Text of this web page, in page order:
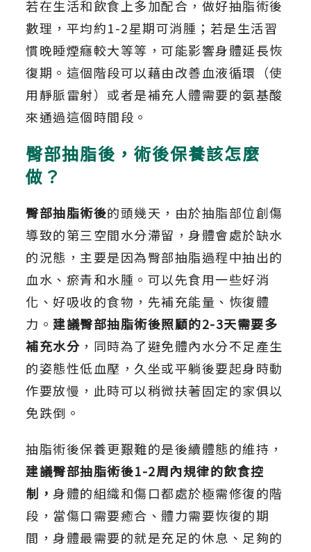
若在生活和飲食上多加配合，做好抽脂術後
數理，平均約1-2星期可消腫；若是生活習
慣晚睡煙癮較大等等，可能影響身體延長恢
復期。這個階段可以藉由改善血液循環（使
用靜脈雷射）或者是補充人體需要的氨基酸
來通過這個時間段。
臀部抽脂後，術後保養該怎麼
做？
臀部抽脂術後的頭幾天，由於抽脂部位創傷
導致的第三空間水分滯留，身體會處於缺水
的況態，主要是因為臀部抽脂過程中抽出的
血水、瘀青和水腫。可以先食用一些好消
化、好吸收的食物，先補充能量、恢復體
力。 建議臀部抽脂術後照顧的2-3天需要多
補充水分 ，同時為了避免體內水分不足產生
的姿態性低血壓，久坐或平躺後要起身時動
作要放慢，此時可以稍微扶著固定的家俱以
免跌倒。
抽脂術後保養更艱難的是後續體態的維持，
建議臀部抽脂術後1-2周內規律的飲食控
制，身體的組織和傷口都處於極需修復的階
段，當傷口需要癒合、體力需要恢復的期
間，身體最需要的就是充足的休息、足夠的